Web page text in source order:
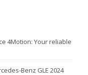
4Motion: Your reliable
Benz GLE 2024